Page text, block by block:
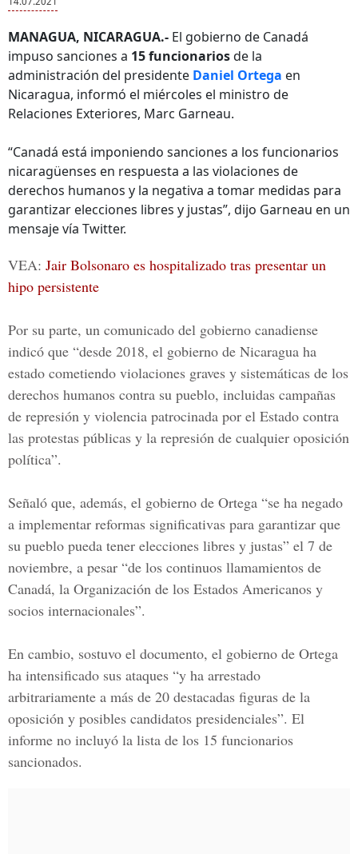
MANAGUA, NICARAGUA.- El gobierno de Canadá
impuso sanciones a 15 funcionariosde la
administración del presidente Daniel Ortega en
Nicaragua, informó el miércoles el ministro de
Relaciones Exteriores, Marc Garneau.
“Canadá está imponiendo sanciones a los funcionarios
nicaragüenses en respuesta a las violaciones de
derechos humanos y la negativa a tomar medidas para
garantizar elecciones libres y justas”, dijo Garneau en un
mensaje vía Twitter.
VEA: Jair Bolsonaro es hospitalizado tras presentar un
hipo persistente
Por su parte, un comunicado del gobierno canadiense
indicó que “desde 2018, el gobierno de Nicaragua ha
estado cometiendo violaciones graves y sistemáticas de los
derechos humanos contra su pueblo, incluidas campañas
de represión y violencia patrocinada por el Estado contra
las protestas públicas y la represión de cualquier oposición
política”.
Señaló que, además, el gobierno de Ortega “se ha negado
a implementar reformas significativas para garantizar que
su pueblo pueda tener elecciones libres y justas” el 7 de
noviembre, a pesar “de los continuos llamamientos de
Canadá, la Organización de los Estados Americanos y
socios internacionales”.
En cambio, sostuvo el documento, el gobierno de Ortega
ha intensificado sus ataques “y ha arrestado
arbitrariamente a más de 20 destacadas figuras de la
oposición y posibles candidatos presidenciales”. El
informe no incluyó la lista de los 15 funcionarios
sancionados.